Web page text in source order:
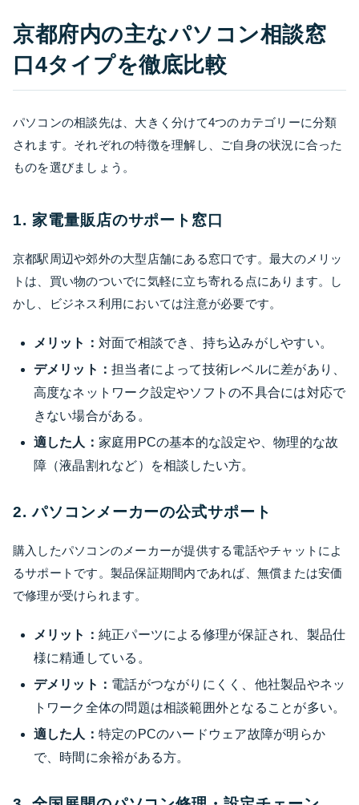
京都府内の主なパソコン相談窓
口4タイプを徹底比較
パソコンの相談先は、大きく分けて4つのカテゴリーに分類
されます。それぞれの特徴を理解し、ご自身の状況に合った
ものを選びましょう。
1. 家電量販店のサポート窓口
京都駅周辺や郊外の大型店舗にある窓口です。最大のメリッ
トは、買い物のついでに気軽に立ち寄れる点にあります。し
かし、ビジネス利用においては注意が必要です。
メリット： 対面で相談でき、持ち込みがしやすい。
デメリット：担当者によって技術レベルに差があり、
高度なネットワーク設定やソフトの不具合には対応で
きない場合がある。
適した人： 家庭用PCの基本的な設定や、物理的な故
障（液晶割れなど）を相談したい方。
2. パソコンメーカーの公式サポート
購入したパソコンのメーカーが提供する電話やチャットによ
るサポートです。製品保証期間内であれば、無償または安価
で修理が受けられます。
メリット： 純正パーツによる修理が保証され、製品仕
様に精通している。
デメリット： 電話がつながりにくく、他社製品やネッ
トワーク全体の問題は相談範囲外となることが多い。
適した人： 特定のPCのハードウェア故障が明らか
で、時間に余裕がある方。